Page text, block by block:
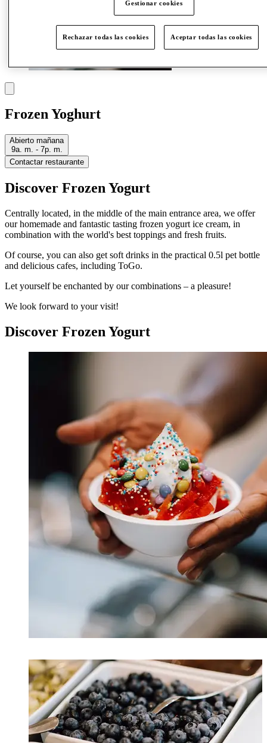
Frozen Yoghurt
Abierto mañana
9a. m. - 7p. m.
Contactar restaurante
Discover Frozen Yogurt
Centrally located, in the middle of the main entrance area, we offer
our homemade and fantastic tasting frozen yogurt ice cream, in
combination with the world's best toppings and fresh fruits.
Of course, you can also get soft drinks in the practical 0.5l pet bottle
and delicious cafes, including ToGo.
Let yourself be enchanted by our combinations – a pleasure!
We look forward to your visit!
Discover Frozen Yogurt
Gestionar cookies
Rechazar todas las cookies Aceptar todas las cookies